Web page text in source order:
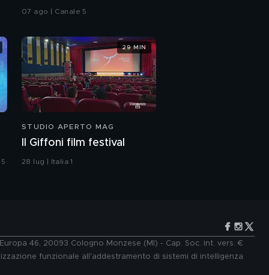
della canzone d'autore
07 ago | Canale 5
STUDIO APERTO MAG
Il Giffoni film festival
28 lug | Italia 1
29 MIN
46, 20093 Cologno Monzese (MI) - Cap. Soc. int. vers. €
funzionale all'addestramento di sistemi di intelligenza